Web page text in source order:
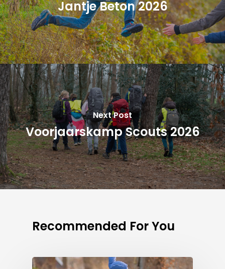
Jantje Beton 2026
Next Post
Voorjaarskamp Scouts 2026
Recommended For You